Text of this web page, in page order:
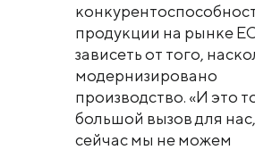
продукции на рынке
зависеть от того,
модернизировано
производство. «И это
большой вызов для
сейчас мы не можем